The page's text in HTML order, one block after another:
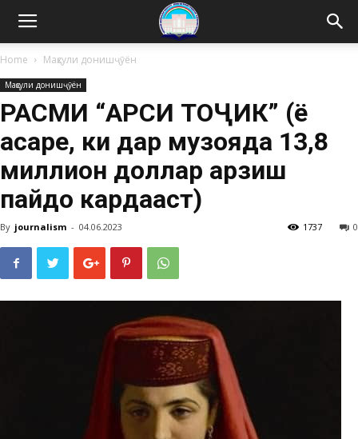
Home Маҳсули донишҷӯён
Маҳсули донишҷӯён
РАСМИ “АРӮСИ ТОҶИК” (ё
асаре, ки дар музояда 13,8
миллион доллар арзиш
пайдо кардааст)
By journalism - 04.06.2023 0
1737